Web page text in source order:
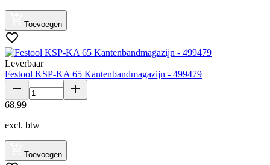
Toevoegen
Leverbaar
Festool KSP-KA 65 Kantenbandmagazijn - 499479
68,99
excl. btw
Toevoegen